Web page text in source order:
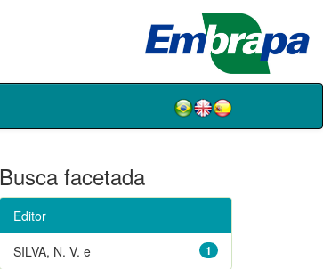
Busca facetada
Editor
1
SILVA, N. V. e